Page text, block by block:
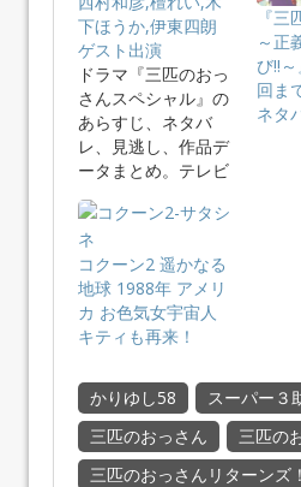
下ほうか,伊東四朗
ゲスト出演
ドラマ『三匹のおっ
さんスペシャル』の
あらすじ、ネタバ
レ、見逃し、作品デ
ータまとめ。テレビ
『
～正
び!!
回ま
ネタ
コクーン2 遥かなる
地球 1988年 アメリ
カ お色気女宇宙人
キティも再来！
かりゆし58
スーパー３
三匹のおっさん
三匹の
三匹のおっさんリターンズ！